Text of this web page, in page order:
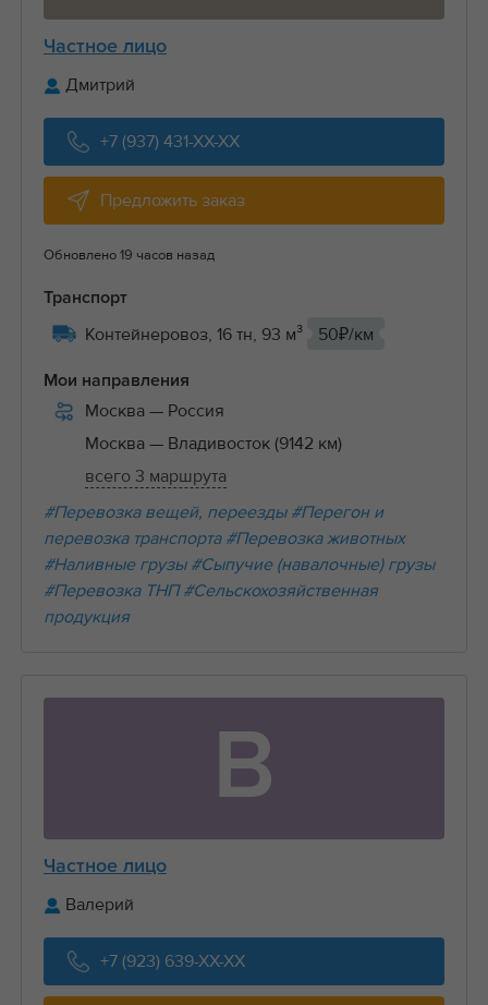
Частное лицо
Дмитрий
+7 (937) 431-XX-XX
Предложить заказ
Обновлено 19 часов назад
Транспорт
Контейнеровоз, 16 тн, 93 м³ 50₽/км
Мои направления
Москва — Россия
Москва — Владивосток (9142 км)
всего 3 маршрута
#Перевозка вещей, переезды #Перегон и
перевозка транспорта #Перевозка животных
#Наливные грузы #Сыпучие (навалочные) грузы
#Перевозка ТНП #Сельскохозяйственная
продукция
В
Частное лицо
Валерий
+7 (923) 639-XX-XX